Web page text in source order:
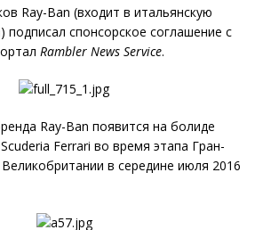
Ray-Ban (входит в итальянскую
спонсорское соглашение с
Rambler News Service.
Ray-Ban появится на болиде
Ferrari во время этапа Гран-
в середине июля 2016